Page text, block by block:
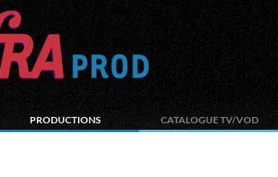
PRODUCTIONS CATALOGUE TV/VOD